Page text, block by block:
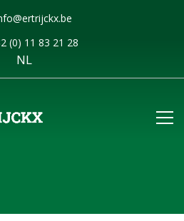
(0) 11 83 21 28
NL